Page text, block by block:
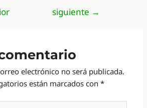
siguiente →
electrónico no será publicada.
están marcados con*